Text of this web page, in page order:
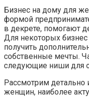
Бизнес на дому для
формой
в декрете, помогают
Для некоторых
получить
собственные мечты.
следующие ниши для
Рассмотрим
женщин, наиболее